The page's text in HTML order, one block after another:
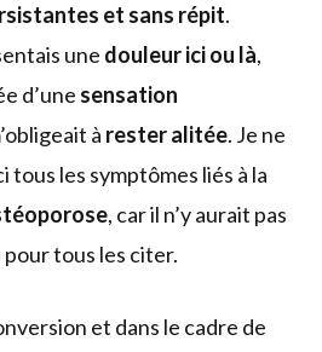
et sans répit.
une douleur ici ou là,
d’une sensation
à rester alitée. Je ne
tous les symptômes liés à la
, car il n’y aurait pas
tous les citer.
et dans le cadre de